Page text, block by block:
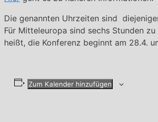
Die genannten Uhrzeiten sind
Für Mitteleuropa sind sechs Stunden
heißt, die Konferenz beginnt am 28.4.
Zum Kalender hinzufügen